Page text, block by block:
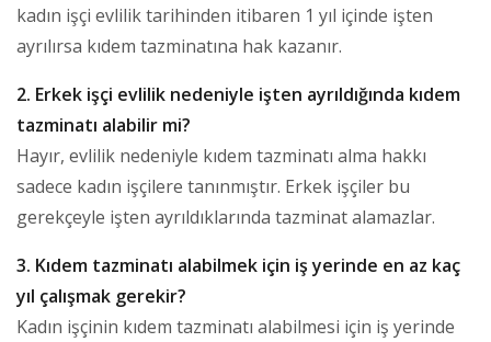
kadın işçi evlilik tarihinden itibaren 1 yıl içinde işten
ayrılırsa kıdem tazminatına hak kazanır.
2. Erkek işçi evlilik nedeniyle işten ayrıldığında kıdem
tazminatı alabilir mi?
Hayır, evlilik nedeniyle kıdem tazminatı alma hakkı
sadece kadın işçilere tanınmıştır. Erkek işçiler bu
gerekçeyle işten ayrıldıklarında tazminat alamazlar.
3. Kıdem tazminatı alabilmek için iş yerinde en az kaç
yıl çalışmak gerekir?
Kadın işçinin kıdem tazminatı alabilmesi için iş yerinde